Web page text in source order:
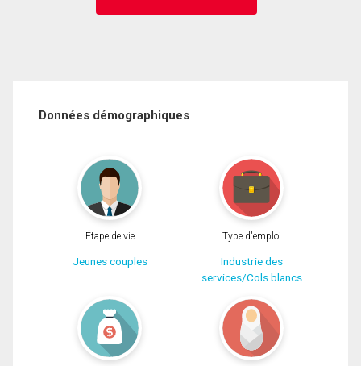
Données démographiques
Étape de vie
Jeunes couples
Type d'emploi
Industrie des
services/Cols blancs